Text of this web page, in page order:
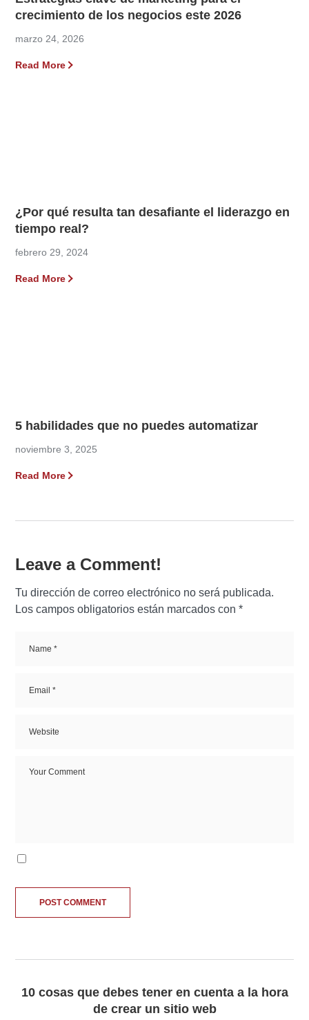
crecimiento de los negocios este 2026
marzo 24, 2026
Read More
¿Por qué resulta tan desafiante el liderazgo en
tiempo real?
febrero 29, 2024
Read More
5 habilidades que no puedes automatizar
noviembre 3, 2025
Read More
Leave a Comment!
Tu dirección de correo electrónico no será publicada.
Los campos obligatorios están marcados con*
10 cosas que debes tener en cuenta a la hora
de crear un sitio web